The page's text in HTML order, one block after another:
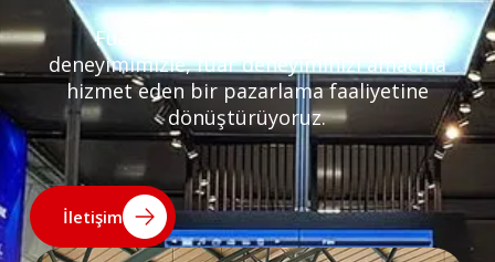
Fuar standı tasarımında 15 yıllık
deneyimimizle, fuar deneyiminizi amacına
hizmet eden bir pazarlama faaliyetine
dönüştürüyoruz.
İletişim